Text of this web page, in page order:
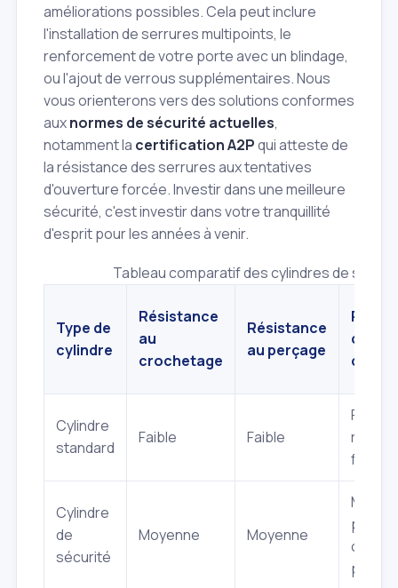
améliorations possibles. Cela peut inclure
l'installation de serrures multipoints, le
renforcement de votre porte avec un blindage,
ou l'ajout de verrous supplémentaires. Nous
vous orienterons vers des solutions conformes
auxnormes de sécurité actuelles,
notamment la certification A2Pqui atteste de
la résistance des serrures aux tentatives
d'ouverture forcée. Investir dans une meilleure
sécurité, c'est investir dans votre tranquillité
d'esprit pour les années à venir.
Tableau comparatif des cylindres de
Type de
cylindre
Résistance
au
crochetage
Résistance
au perçage
copie
Cylindre
standard
Faible Faible
Faible
Cylindre
de
sécurité
Moyenne Moyenne
carte